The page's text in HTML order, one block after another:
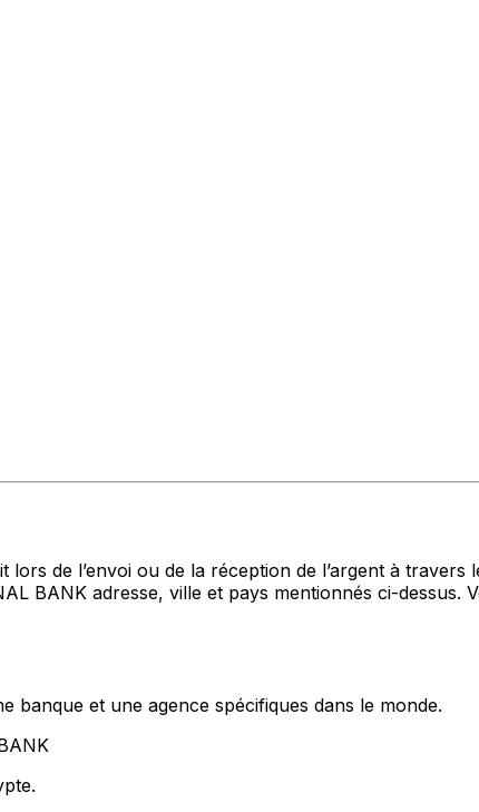
de l’envoi ou de la réception de l’argent à travers
BANK adresse, ville et pays mentionnés ci-dessus.
banque et une agence spécifiques dans le monde.